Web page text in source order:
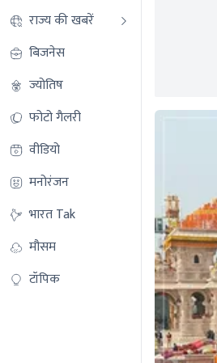
राज्य की खबरें
बिजनेस
ज्योतिष
फोटो गैलरी
वीडियो
मनोरंजन
भारत Tak
मौसम
टॉपिक